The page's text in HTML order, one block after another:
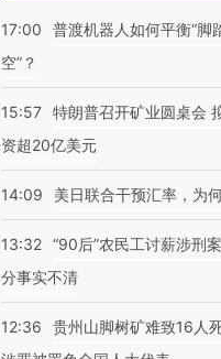
17:00
普渡机器人如何平衡“脚
空”？
15:57 特朗普召开矿业圆桌会
资超20亿美元
14:09 美日联合干预汇率，为
13:32 “90后”农民工讨薪涉刑
分事实不清
12:36
贵州山脚树矿难致16人